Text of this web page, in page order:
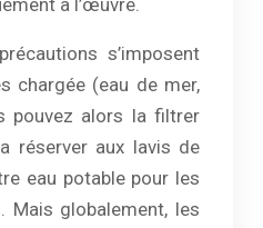
à l’œuvre.
s’imposent
chargée (eau de mer,
pouvez alors la filtrer
réserver aux lavis de
eau potable pour les
Mais globalement, les